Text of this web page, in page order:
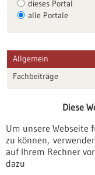
dieses Portal
alle Portale
Allgemein
Fachbeiträge
Veranstaltungen
Erscheinungsdatum
Diese
Um unsere Webseite
zu können,
auf Ihrem Rechner
dazu